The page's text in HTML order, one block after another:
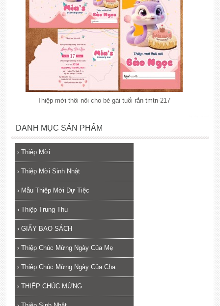
Thiệp mời thôi nôi cho bé gái tuổi rắn tmtn-217
DANH MỤC SẢN PHẨM
› Thiệp Mời
› Thiệp Mời Sinh Nhật
› Mẫu Thiệp Mời Dự Tiệc
› Thiệp Trung Thu
› GIẤY BAO SÁCH
› Thiệp Chúc Mừng Ngày Của Mẹ
› Thiệp Chúc Mừng Ngày Của Cha
› THIỆP CHÚC MỪNG